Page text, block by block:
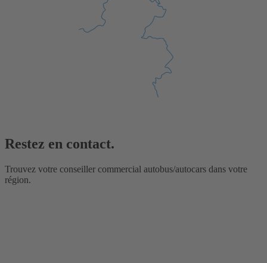
Restez en contact.
Trouvez votre conseiller commercial autobus/autocars dans votre
région.